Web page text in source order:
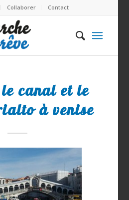
Collaborer Contact
canal et le
à venise